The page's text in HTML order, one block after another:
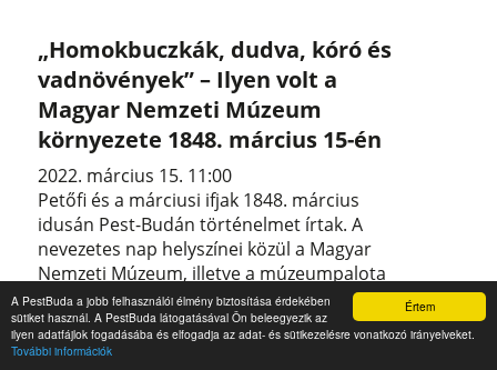
Értem
A PestBuda a jobb felhasználói élmény biztosítása érdekében
sütiket használ. A PestBuda látogatásával Ön beleegyezik az
ilyen adatfájlok fogadásába és elfogadja az adat- és sütikezelésre vonatkozó irányelveket.
További információk
„Homokbuczkák, dudva, kóró és
vadnövények” – Ilyen volt a
Magyar Nemzeti Múzeum
környezete 1848. március 15-én
2022. március 15. 11:00
Petőfi és a márciusi ifjak 1848. március
idusán Pest-Budán történelmet írtak. A
nevezetes nap helyszínei közül a Magyar
Nemzeti Múzeum, illetve a múzeumpalota
előtti tér vált leginkább emblematikussá. Az
eseményt minden évben megidézzük, a
szereplőkről is megemlékezünk, de a